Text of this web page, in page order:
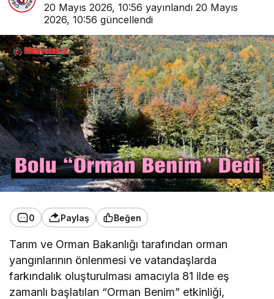
20 Mayıs 2026, 10:56 yayınlandı 20 Mayıs
2026, 10:56 güncellendi
0 Paylaş Beğen
Tarım ve Orman Bakanlığı tarafından orman
yangınlarının önlenmesi ve vatandaşlarda
farkındalık oluşturulması amacıyla 81 ilde eş
zamanlı başlatılan “Orman Benim” etkinliği,